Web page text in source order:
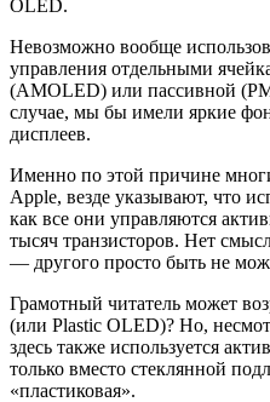
OLED.
Невозможно вообще
управления отдельными
(AMOLED) или пассивной
случае, мы бы имели яркие
дисплеев.
Именно по этой причине
Apple, везде указывают, что
как все они управляются
тысяч транзисторов. Нет
— другого просто быть не
Грамотный читатель может
(или Plastic OLED)? Но,
здесь также используется
только вместо стеклянной
«пластиковая».